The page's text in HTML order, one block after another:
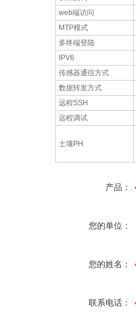
web端访问
MTP模式
多终端登陆
IPV6
传感器通信方式
数据转发方式
远程SSH
远程调试
土壤PH
产品：
您的单位：
您的姓名：
联系电话：